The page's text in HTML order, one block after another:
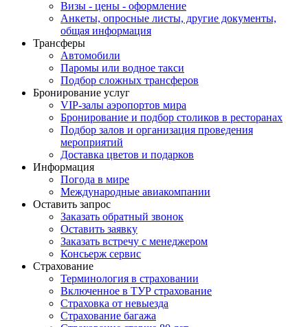
Визы - цены - оформление
Анкеты, опросные листы, другие документы,
общая информация
Трансферы
Автомобили
Паромы или водное такси
Подбор сложных трансферов
Бронирование услуг
VIP-залы аэропортов мира
Бронирование и подбор столиков в ресторанах
Подбор залов и организация проведения
мероприятий
Доставка цветов и подарков
Информация
Погода в мире
Международные авиакомпании
Оставить запрос
Заказать обратный звонок
Оставить заявку
Заказать встречу с менеджером
Консьерж сервис
Страхование
Терминология в страховании
Включенное в ТУР страхование
Страховка от невыезда
Страхование багажа